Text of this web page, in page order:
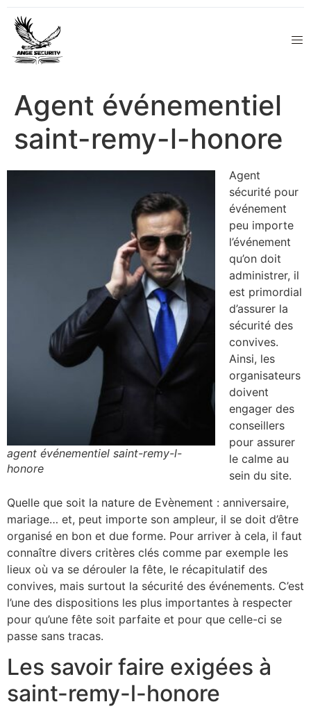
Agent événementiel
saint-remy-l-honore
agent événementiel saint-remy-l-
honore
Agent
sécurité pour
événement
peu importe
l’événement
qu’on doit
administrer, il
est primordial
d’assurer la
sécurité des
convives.
Ainsi, les
organisateurs
doivent
engager des
conseillers
pour assurer
le calme au
sein du site.
Quelle que soit la nature de Evènement : anniversaire,
mariage… et, peut importe son ampleur, il se doit d’être
organisé en bon et due forme. Pour arriver à cela, il faut
connaître divers critères clés comme par exemple les
lieux où va se dérouler la fête, le récapitulatif des
convives, mais surtout la sécurité des événements. C’est
l’une des dispositions les plus importantes à respecter
pour qu’une fête soit parfaite et pour que celle-ci se
passe sans tracas.
Les savoir faire exigées à
saint-remy-l-honore